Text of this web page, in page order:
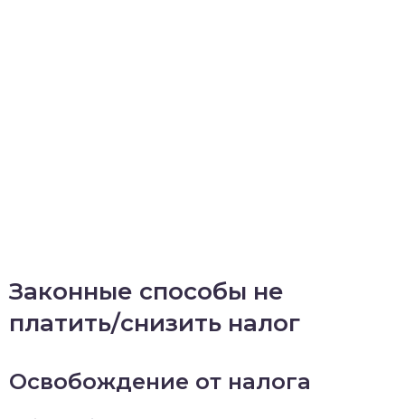
Законные способы не
платить/снизить налог
Освобождение от налога